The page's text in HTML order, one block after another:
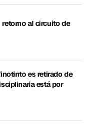
al circuito de
es retirado de
está por